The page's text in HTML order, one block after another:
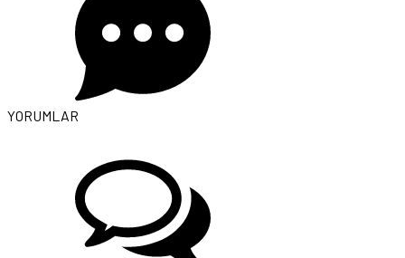
YORUMLAR